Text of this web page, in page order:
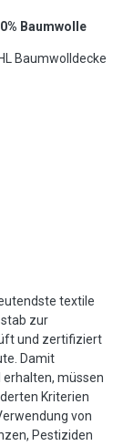
Baumwolle
Baumwolldecke
textile
zur
und zertifiziert
Damit
erhalten, müssen
Kriterien
von
Pestiziden